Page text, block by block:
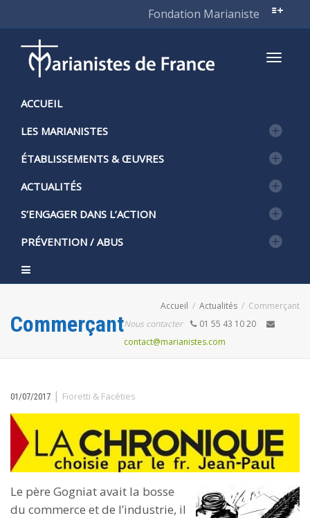
Fondation Marianiste
ACCUEIL
LES MARIANISTES
ÉTABLISSEMENTS & ŒUVRES
ACTUALITÉS
S’ENGAGER DANS L’ACTION
PRÉVENTION / ABUS
Commerçant
Accueil Actualités
Commerçant
Nous contacter
01 55 43 10 20
contact@marianistes.com
01/07/2017 | Fioretti & Facéties
Le père Gogniat avait la bosse
du commerce et de l’industrie, il